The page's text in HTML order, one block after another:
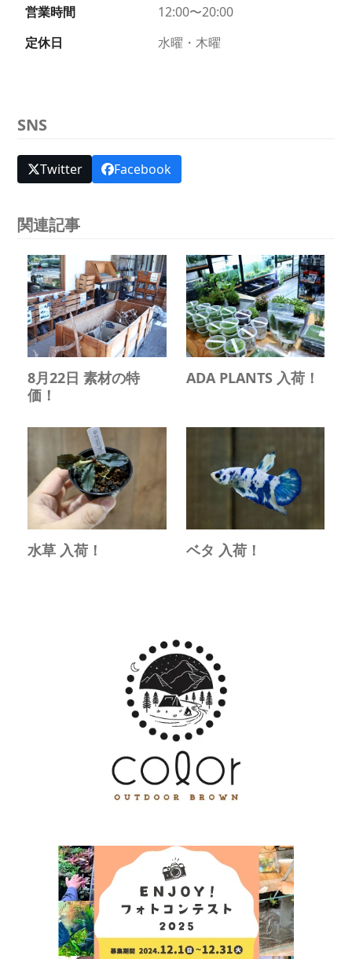
営業時間
12:00〜20:00
定休日
水曜・木曜
SNS
Twitter Facebook
関連記事
8月22日 素材の特
価！
ADA PLANTS 入荷！
水草 入荷！ ベタ 入荷！